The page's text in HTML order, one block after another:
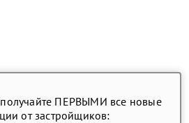
ПЕРВЫМИ все новые
от застройщиков: